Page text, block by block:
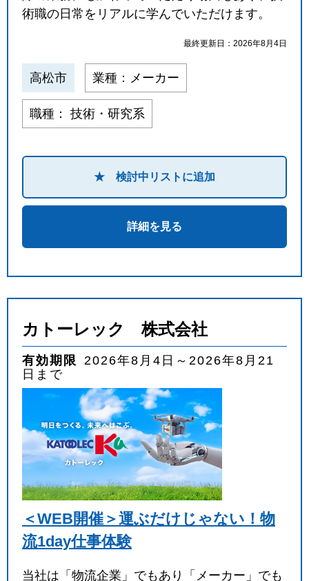
術職の日常をリアルに学んでいただけます。
最終更新日：2026年8月4日
高松市 業種：メーカー
職種： 技術・研究系
★ 検討中リストに追加
詳細を見る
カトーレック 株式会社
有効期限 2026年8月4日～2026年8月21
日まで
＜WEB開催＞運ぶだけじゃない！物
流1day仕事体験
当社は「物流企業」でもあり「メーカー」でも